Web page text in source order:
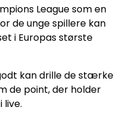
League som en
de unge spillere kan
i Europas største
kan drille de stærke
de point, der holder
live.